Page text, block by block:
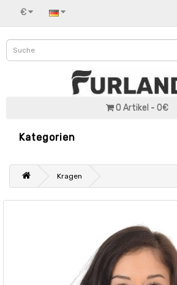
€
0 Artikel - 0€
Kategorien
Kragen